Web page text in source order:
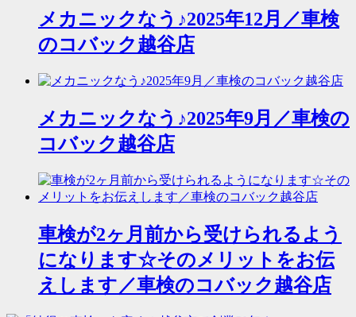
メカニックなう♪2025年12月／車検
のコバック越谷店
メカニックなう♪2025年9月／車検の
コバック越谷店
車検が2ヶ月前から受けられるよう
になります☆そのメリットをお伝
えします／車検のコバック越谷店